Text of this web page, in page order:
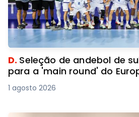
D. Seleção de andebol de
para a 'main round' do
1 agosto 2026